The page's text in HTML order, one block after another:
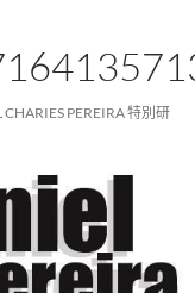
CHARIES PEREIRA 特別研